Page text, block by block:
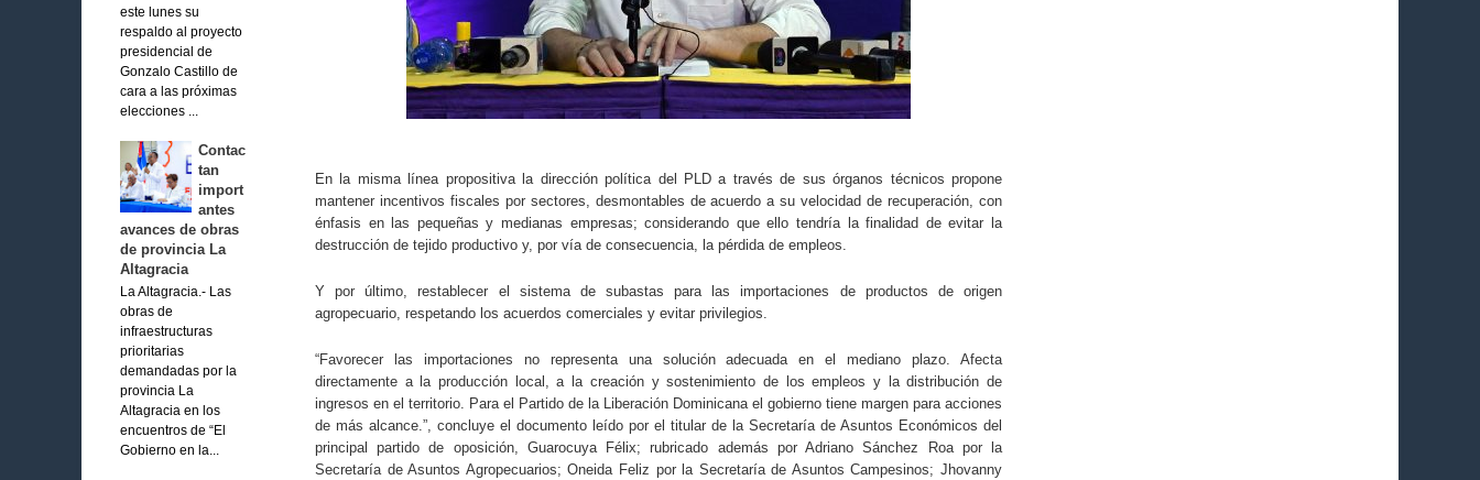
este lunes su
respaldo al proyecto
presidencial de
Gonzalo Castillo de
cara a las próximas
elecciones ...
Contac
tan
import
antes
avances de obras
de provincia La
Altagracia
La Altagracia.- Las
obras de
infraestructuras
prioritarias
demandadas por la
provincia La
Altagracia en los
encuentros de “El
Gobierno en la...
En la misma línea propositiva la dirección política del PLD a través de sus órganos técnicos propone
mantener incentivos fiscales por sectores, desmontables de acuerdo a su velocidad de recuperación, con
énfasis en las pequeñas y medianas empresas; considerando que ello tendría la finalidad de evitar la
destrucción de tejido productivo y, por vía de consecuencia, la pérdida de empleos.
Y por último, restablecer el sistema de subastas para las importaciones de productos de origen
agropecuario, respetando los acuerdos comerciales y evitar privilegios.
“Favorecer las importaciones no representa una solución adecuada en el mediano plazo. Afecta
directamente a la producción local, a la creación y sostenimiento de los empleos y la distribución de
ingresos en el territorio. Para el Partido de la Liberación Dominicana el gobierno tiene margen para acciones
de más alcance.”, concluye el documento leído por el titular de la Secretaría de Asuntos Económicos del
principal partido de oposición, Guarocuya Félix; rubricado además por Adriano Sánchez Roa por la
Secretaría de Asuntos Agropecuarios; Oneida Feliz por la Secretaría de Asuntos Campesinos; Jhovanny